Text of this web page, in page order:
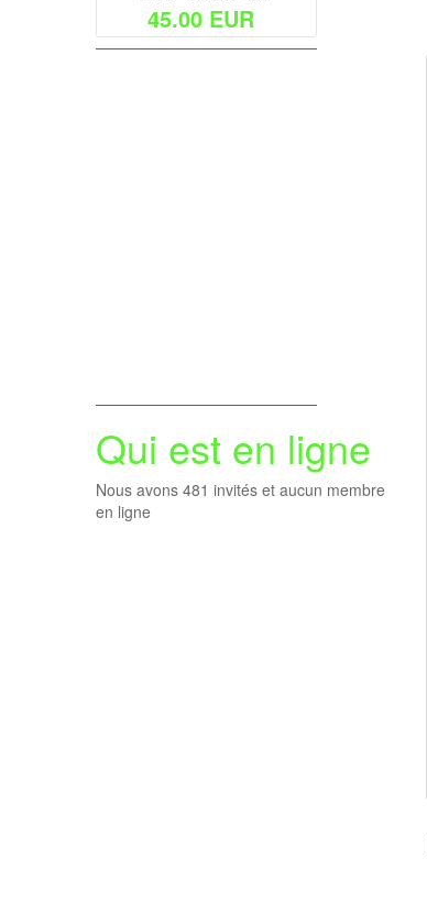
45.00 EUR
Qui est en ligne
Nous avons 481 invités et aucun membre
en ligne